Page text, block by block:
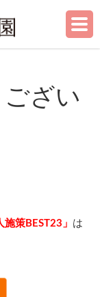
ざい
策BEST23」 は